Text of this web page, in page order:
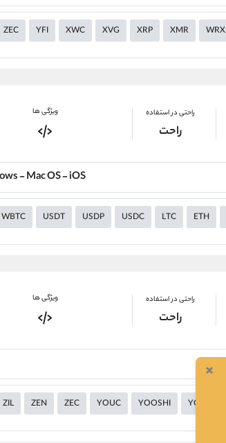
ZEC YFI XWC XVG XRP XMR WRX
راحتی در استفاده
راحت
ویژگی ها
- Mac OS - iOS
WBTC USDT USDP USDC LTC ETH
راحتی در استفاده
راحت
ویژگی ها
ZIL ZEN ZEC YOUC YOOSHI YGG
×